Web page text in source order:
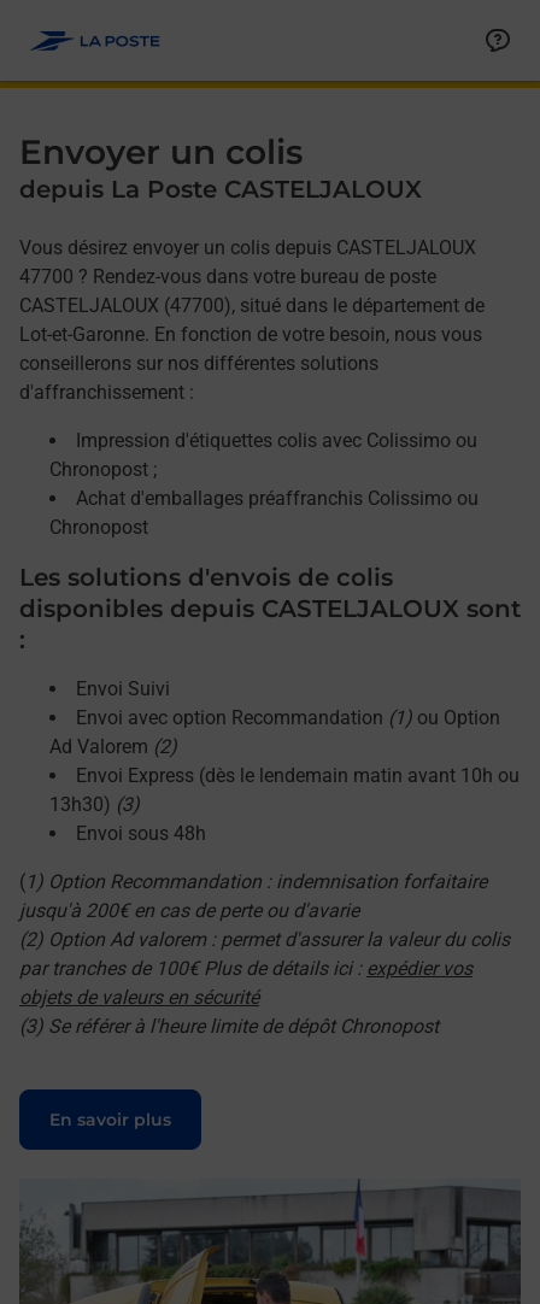
Envoyer un colis
depuis La Poste CASTELJALOUX
Vous désirez envoyer un colis depuis CASTELJALOUX
47700 ? Rendez-vous dans votre bureau de poste
CASTELJALOUX (47700), situé dans le département de
Lot-et-Garonne. En fonction de votre besoin, nous vous
conseillerons sur nos différentes solutions
d'affranchissement :
Impression d'étiquettes colis avec Colissimo ou
Chronopost ;
Achat d'emballages préaffranchis Colissimo ou
Chronopost
Les solutions d'envois de colis
disponibles depuis CASTELJALOUX sont
:
Envoi Suivi
Envoi avec option Recommandation (1) ou Option
Ad Valorem (2)
Envoi Express (dès le lendemain matin avant 10h ou
13h30) (3)
Envoi sous 48h
( 1) Option Recommandation : indemnisation forfaitaire
jusqu'à 200€ en cas de perte ou d'avarie
(2) Option Ad valorem : permet d'assurer la valeur du colis
par tranches de 100€ Plus de détails ici : expédier vos
objets de valeurs en sécurité
(3) Se référer à l'heure limite de dépôt Chronopost
En savoir plus
Le lien s'ouvre dans un nouvel onglet